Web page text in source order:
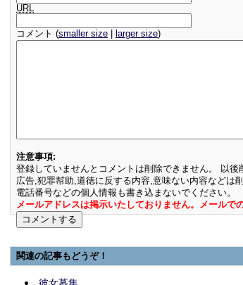
URL
コメント (smaller size larger size)
注意事項:
登録していませんとコメントは削除できません。 以
広告,犯罪幇助,道徳に反する内容,意味ない内容などは
電話番号などの個人情報も書き込まないでください。
メールアドレスは掲示いたしておりません。メールで
関連の記事もどうぞ！